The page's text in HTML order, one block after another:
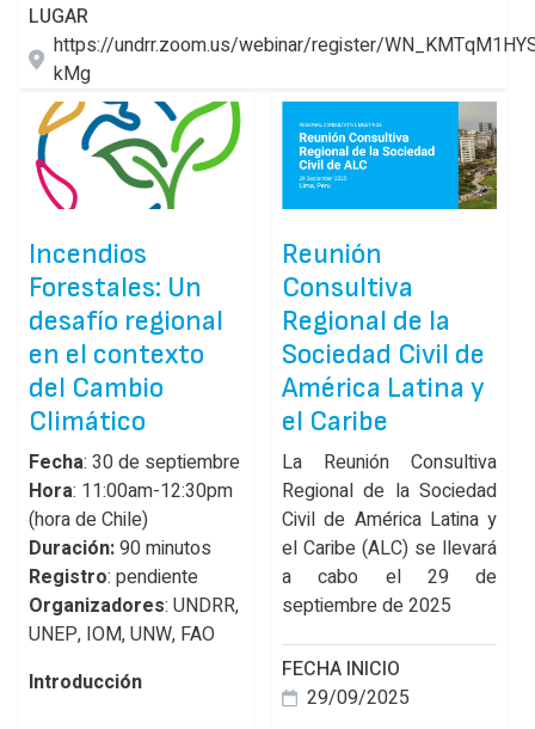
LUGAR
https://undrr.zoom.us/webinar/register/
kMg
Incendios
Forestales: Un
desafío regional
en el contexto
del Cambio
Climático
Fecha: 30 de septiembre
Hora: 11:00am-12:30pm
(hora de Chile)
Duración:90 minutos
Registro: pendiente
Organizadores: UNDRR,
UNEP, IOM, UNW, FAO
Introducción
Reunión
Consultiva
Regional de la
Sociedad Civil de
América Latina y
el Caribe
La Reunión Consultiva
Regional de la Sociedad
Civil de América Latina y
el Caribe (ALC) se llevará
a cabo el 29 de
septiembre de 2025
FECHA INICIO
29/09/2025